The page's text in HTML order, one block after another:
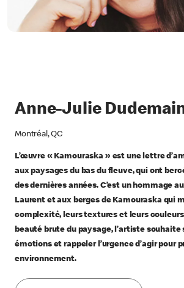
Anne-Julie
Montréal, QC
L’œuvre « Kamouraska » est une lettre
aux paysages du bas du fleuve, qui ont
des dernières années. C’est un hommage
Laurent et aux berges de Kamouraska qui
complexité, leurs textures et leurs
beauté brute du paysage, l’artiste souhaite
émotions et rappeler l’urgence d’agir pour
environnement.